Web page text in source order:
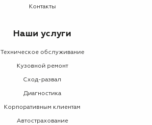
Контакты
Наши услуги
Техническое обслуживание
Кузовной ремонт
Сход-развал
Диагностика
Корпоративным клиентам
Автострахование